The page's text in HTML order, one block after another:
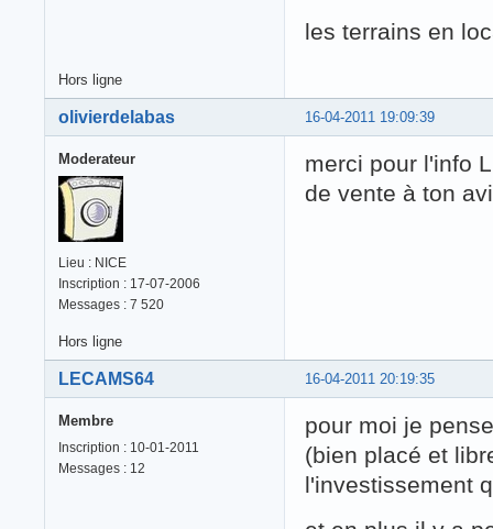
les terrains en
Hors ligne
16-04-2011 19:09:39
olivierdelabas
Moderateur
Lieu : NICE
Inscription : 17-07-2006
Messages : 7 520
merci pour l'info
de vente à ton
Hors ligne
16-04-2011 20:19:35
LECAMS64
Membre
Inscription : 10-01-2011
Messages : 12
pour moi je
(bien placé et
l'investissement